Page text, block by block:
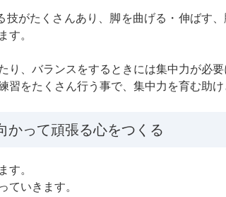
がたくさんあり、脚を曲げる・伸ばす
す。
り、バランスをするときには集中力が必要
をたくさん行う事で、集中力を育む助け
かって頑張る心をつくる
す。
ていきます。